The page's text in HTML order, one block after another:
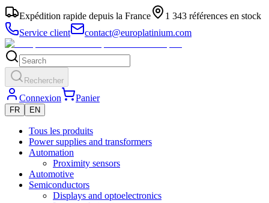
Expédition rapide depuis la France
1 343 références en stock
Service client
contact@europlatinium.com
Rechercher
Connexion Panier
FR EN
Tous les produits
Power supplies and transformers
Automation
Proximity sensors
Automotive
Semiconductors
Displays and optoelectronics